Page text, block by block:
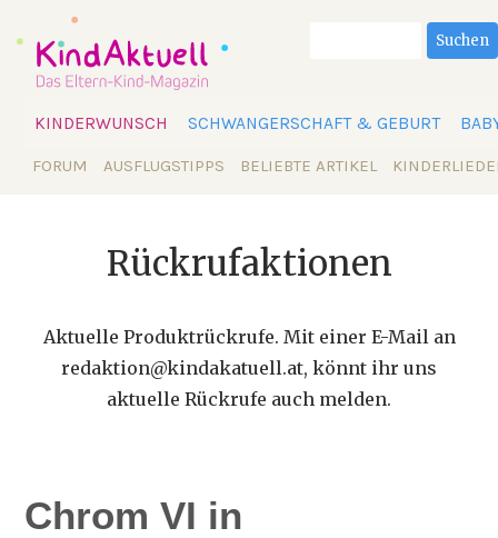
überspringen
KINDERWUNSCH SCHWANGERSCHAFT & GEBURT
Navigation
FORUM AUSFLUGSTIPPS BELIEBTE ARTIKEL
Suchen
Rückrufaktionen
Aktuelle Produktrückrufe. Mit einer E-Mail an
redaktion@kindakatuell.at, könnt ihr uns
aktuelle Rückrufe auch melden.
Chrom VI in